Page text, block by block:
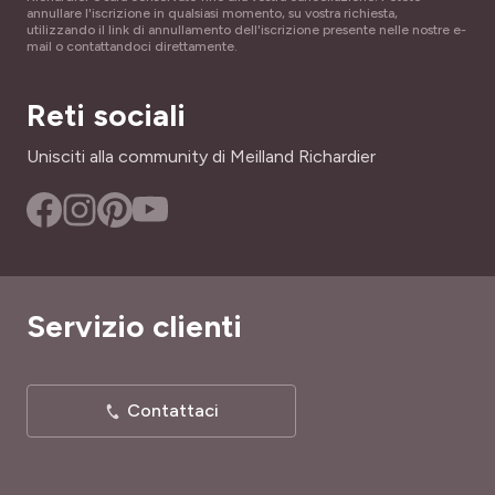
SKU
36641
LARGHEZZA ADULTA
PÉRIODE DE RÉCOLTE
PÉRIODE DE SEMIS
Agosto a ottobre
annullare l'iscrizione in qualsiasi momento, su vostra richiesta,
utilizzando il link di annullamento dell'iscrizione presente nelle nostre e-
mail o contattandoci direttamente.
Reti sociali
Unisciti alla community di Meilland Richardier
Servizio clienti
Contattaci